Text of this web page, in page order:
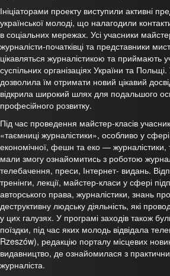
Ініціаторами проекту виступили активні
української молоді, що налагодили
в соціальних мережах. Усі учасники
журналісти-початківці та представники
цікавляться журналістикою та приймають
суспільних організаціях України та Польщі.
дозволила їм отримати новий цікавий
відкрила широкий шлях для подальшого
професійного розвитку.
Під час проведення майстер-класів
«таємниці журналістики», особливо у сфері
економічної, фешн та еко —
мали змогу ознайомитись з роботою
телебачення, преси, Інтернет- видань.
тренінги, лекції, майстер-класи у сфері
авторського права, журналістики, знань
деструктивну людську діяльність, які
у цих галузях. У програмі заходів також
поїздки, під час яких молодь відвідала
Rzeszów), редакцію порталу місцевих
видавництво, де ознайомилася з
журналіста.